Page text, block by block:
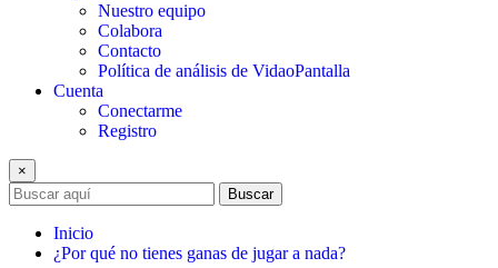
Nuestro equipo
Colabora
Contacto
Política de análisis de VidaoPantalla
Cuenta
Conectarme
Registro
×
Buscar
Inicio
¿Por qué no tienes ganas de jugar a nada?